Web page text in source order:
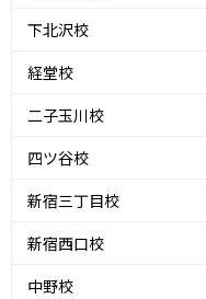
下北沢校
経堂校
二子玉川校
四ツ谷校
新宿三丁目校
新宿西口校
中野校